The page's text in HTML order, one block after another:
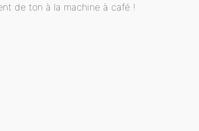
de ton à la machine à café !